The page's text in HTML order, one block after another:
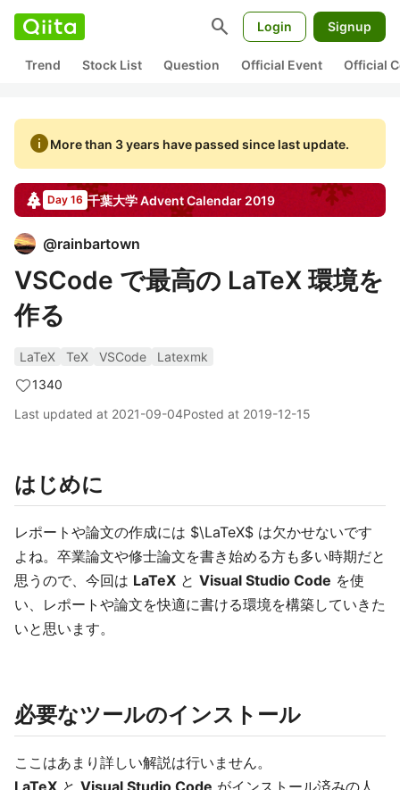
search Login Signup
Trend Stock List Question Official Event Official
infoMore than 3 years have passed since last update.
Day 16 千葉大学Advent Calendar 2019
@rainbartown
VSCode で最高の LaTeX 環境を
作る
LaTeX TeX VSCode
Latexmk
1340
Last updated at 2021-09-04Posted at 2019-12-15
はじめに
レポートや論文の作成には $\LaTeX$ は欠かせないです
よね。卒業論文や修士論文を書き始める方も多い時期だと
思うので、今回は LaTeX と Visual Studio Code を使
い、レポートや論文を快適に書ける環境を構築していきた
いと思います。
必要なツールのインストール
ここはあまり詳しい解説は行いません。
LaTeX と Visual Studio Code がインストール済みの人